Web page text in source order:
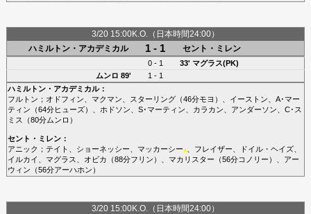
3/20 15:00K.O.（日本時間24:00）
ハミルトン・アカデミカル
1 - 1 セント・ミレン
0 - 1 33' マグラス(PK)
ムンロ 89'
1 - 1
ハミルトン・アカデミカル：
フルトン ； オドフィン マクマン スターリング（46分モヨ ）、 イーストン
A･マー
ティン （64分ヒューズ）、 ホドソン S･マーティン カラカン アンダーソン
C･ス
ミス
（80分ムンロ ）
セント・ミレン：
アニック ； テイト ショーネッシー マッカーシー■、 フレイザー ドイル・ヘイズ、
イルカイ
マグラス オビカ （88分フリン ）、 マカリスター （56分コノリー ）、 アー
ウィン （56分アーハホン ）
3/20 15:00K.O.（日本時間24:00）